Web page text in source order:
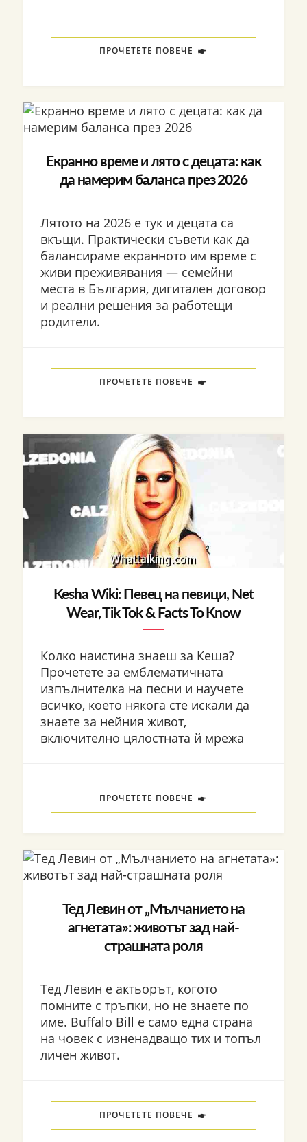
ПРОЧЕТЕТЕ ПОВЕЧЕ
Екранно време и лято с децата: как
да намерим баланса през 2026
Лятото на 2026 е тук и децата са
вкъщи. Практически съвети как да
балансираме екранното им време с
живи преживявания — семейни
места в България, дигитален договор
и реални решения за работещи
родители.
ПРОЧЕТЕТЕ ПОВЕЧЕ
Kesha Wiki: Певец на певици, Net
Wear, Tik Tok & Facts To Know
Колко наистина знаеш за Кеша?
Прочетете за емблематичната
изпълнителка на песни и научете
всичко, което някога сте искали да
знаете за нейния живот,
включително цялостната й мрежа
ПРОЧЕТЕТЕ ПОВЕЧЕ
Тед Левин от „Мълчанието на
агнетата»: животът зад най-
страшната роля
Тед Левин е актьорът, когото
помните с тръпки, но не знаете по
име. Buffalo Bill е само една страна
на човек с изненадващо тих и топъл
личен живот.
ПРОЧЕТЕТЕ ПОВЕЧЕ